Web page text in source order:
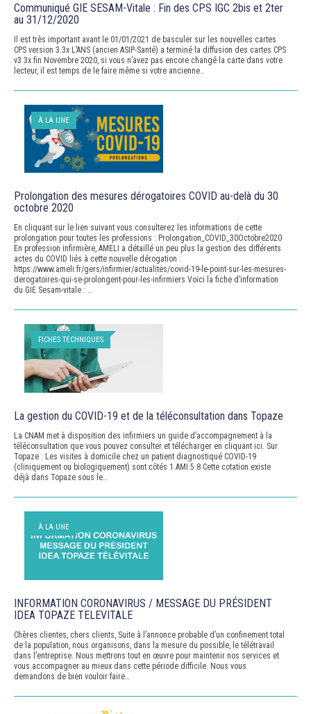
Communiqué GIE SESAM-Vitale : Fin des CPS IGC 2bis et 2ter
au 31/12/2020
Il est très important avant le 01/01/2021 de basculer sur les nouvelles cartes
CPS version 3.3x L’ANS (ancien ASIP-Santé) a terminé la diffusion des cartes CPS
v3.3x fin Novembre 2020, si vous n’avez pas encore changé la carte dans votre
lecteur, il est temps de le faire même si votre ancienne…
À LA UNE
Prolongation des mesures dérogatoires COVID au-delà du 30
octobre 2020
En cliquant sur le lien suivant vous consulterez les informations de cette
prolongation pour toutes les professions : Prolongation_COVID_30Octobre2020
En profession infirmière, AMELI a détaillé un peu plus la gestion des différents
actes du COVID liés à cette nouvelle dérogation :
https://www.ameli.fr/gers/infirmier/actualites/covid-19-le-point-sur-les-mesures-
derogatoires-qui-se-prolongent-pour-les-infirmiers Voici la fiche d’information
du GIE Sesam-vitale : …
FICHES TECHNIQUES
La gestion du COVID-19 et de la téléconsultation dans Topaze
La CNAM met à disposition des infirmiers un guide d’accompagnement à la
téléconsultation que vous pouvez consulter et télécharger en cliquant ici. Sur
Topaze : Les visites à domicile chez un patient diagnostiqué COVID-19
(cliniquement ou biologiquement) sont côtés 1 AMI 5.8 Cette cotation existe
déjà dans Topaze sous le…
À LA UNE
INFORMATION CORONAVIRUS / MESSAGE DU PRÉSIDENT
IDEA TOPAZE TELEVITALE
Chères clientes, chers clients, Suite à l’annonce probable d’un confinement total
de la population, nous organisons, dans la mesure du possible, le télétravail
dans l’entreprise. Nous mettrons tout en œuvre pour maintenir nos services et
vous accompagner au mieux dans cette période difficile. Nous vous
demandons de bien vouloir faire…